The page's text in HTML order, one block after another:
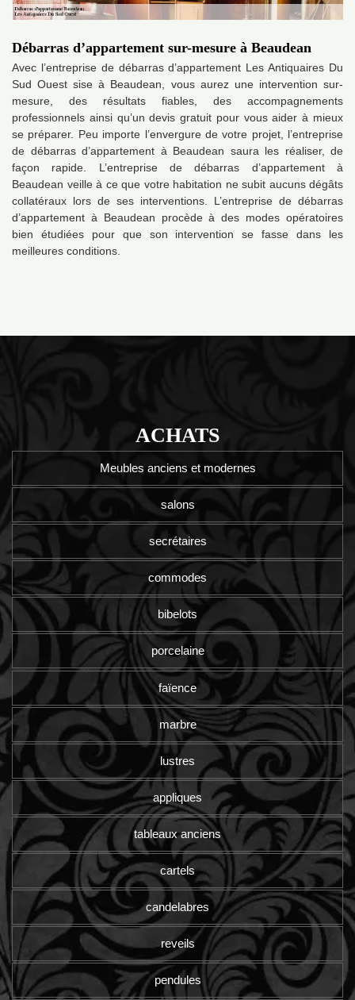
Débarras d’appartement sur-mesure à Beaudean
Avec l’entreprise de débarras d’appartement Les Antiquaires Du
Sud Ouest sise à Beaudean, vous aurez une intervention sur-
mesure, des résultats fiables, des accompagnements
professionnels ainsi qu’un devis gratuit pour vous aider à mieux
se préparer. Peu importe l’envergure de votre projet, l’entreprise
de débarras d’appartement à Beaudean saura les réaliser, de
façon rapide. L’entreprise de débarras d’appartement à
Beaudean veille à ce que votre habitation ne subit aucuns dégâts
collatéraux lors de ses interventions. L’entreprise de débarras
d’appartement à Beaudean procède à des modes opératoires
bien étudiées pour que son intervention se fasse dans les
meilleures conditions.
ACHATS
Meubles anciens et modernes
salons
secrétaires
commodes
bibelots
porcelaine
faïence
marbre
lustres
appliques
tableaux anciens
cartels
candelabres
reveils
pendules